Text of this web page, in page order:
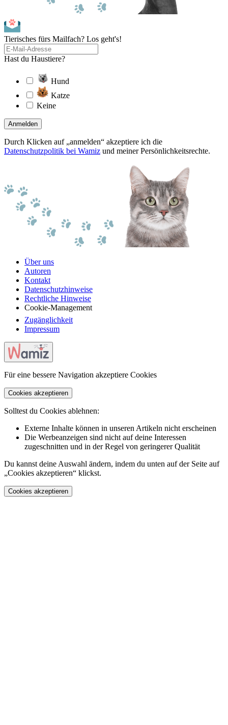
Tierisches fürs Mailfach? Los geht's!
Hast du Haustiere?
Hund
Katze
Keine
Anmelden
Durch Klicken auf „anmelden“ akzeptiere ich die
Datenschutzpolitik bei Wamiz und meiner Persönlichkeitsrechte.
Über uns
Autoren
Kontakt
Datenschutzhinweise
Rechtliche Hinweise
Cookie-Management
Zugänglichkeit
Impressum
Für eine bessere Navigation akzeptiere Cookies
Cookies akzeptieren
Solltest du Cookies ablehnen:
Externe Inhalte können in unseren Artikeln nicht erscheinen
Die Werbeanzeigen sind nicht auf deine Interessen
zugeschnitten und in der Regel von geringerer Qualität
Du kannst deine Auswahl ändern, indem du unten auf der Seite auf
„Cookies akzeptieren“ klickst.
Cookies akzeptieren